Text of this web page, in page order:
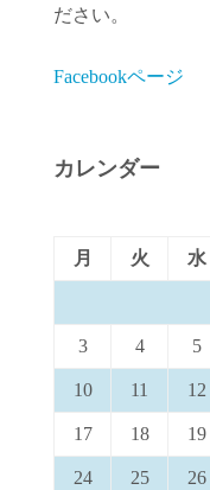
ださい。
Facebookページ
カレンダー
月
火 水
3 4 5
10 11 12
17 18 19
24 25 26